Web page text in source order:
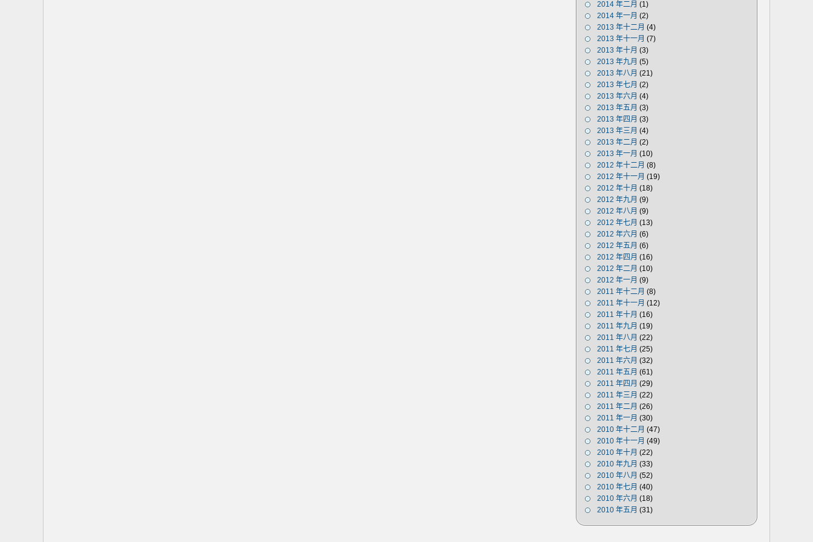
2014 年二月 (1)
2014 年一月 (2)
2013 年十二月 (4)
2013 年十一月 (7)
2013 年十月 (3)
2013 年九月 (5)
2013 年八月 (21)
2013 年七月 (2)
2013 年六月 (4)
2013 年五月 (3)
2013 年四月 (3)
2013 年三月 (4)
2013 年二月 (2)
2013 年一月 (10)
2012 年十二月 (8)
2012 年十一月 (19)
2012 年十月 (18)
2012 年九月 (9)
2012 年八月 (9)
2012 年七月 (13)
2012 年六月 (6)
2012 年五月 (6)
2012 年四月 (16)
2012 年二月 (10)
2012 年一月 (9)
2011 年十二月 (8)
2011 年十一月 (12)
2011 年十月 (16)
2011 年九月 (19)
2011 年八月 (22)
2011 年七月 (25)
2011 年六月 (32)
2011 年五月 (61)
2011 年四月 (29)
2011 年三月 (22)
2011 年二月 (26)
2011 年一月 (30)
2010 年十二月 (47)
2010 年十一月 (49)
2010 年十月 (22)
2010 年九月 (33)
2010 年八月 (52)
2010 年七月 (40)
2010 年六月 (18)
2010 年五月 (31)